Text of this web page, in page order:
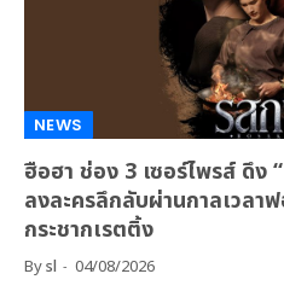
NEWS
ฮือฮา ช่อง 3 เซอร์ไพรส์ ดึง
ลงละครลึกลับผ่านกาลเวล
กระชากเรตติ้ง
Bysl 04/08/2026